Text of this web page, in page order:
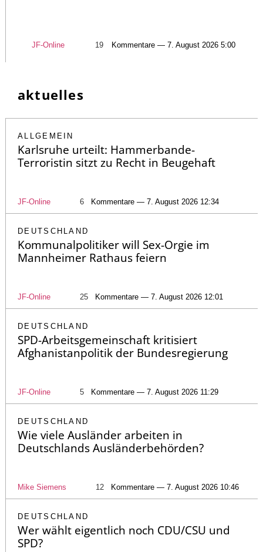
JF-Online 19 Kommentare — 7. August 2026 5:00
aktuelles
ALLGEMEIN
Karlsruhe urteilt: Hammerbande-
Terroristin sitzt zu Recht in Beugehaft
JF-Online 6 Kommentare — 7. August 2026 12:34
DEUTSCHLAND
Kommunalpolitiker will Sex-Orgie im
Mannheimer Rathaus feiern
JF-Online 25 Kommentare — 7. August 2026 12:01
DEUTSCHLAND
SPD-Arbeitsgemeinschaft kritisiert
Afghanistanpolitik der Bundesregierung
JF-Online 5 Kommentare — 7. August 2026 11:29
DEUTSCHLAND
Wie viele Ausländer arbeiten in
Deutschlands Ausländerbehörden?
Mike Siemens 12 Kommentare — 7. August 2026 10:46
DEUTSCHLAND
Wer wählt eigentlich noch CDU/CSU und
SPD?